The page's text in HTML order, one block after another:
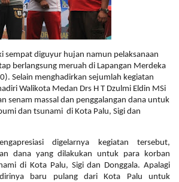
sempat diguyur hujan namun pelaksanaan
berlangsung meruah di Lapangan Merdeka
Selain menghadirkan sejumlah kegiatan
Walikota Medan Drs H T Dzulmi Eldin MSi
senam massal dan penggalangan dana untuk
dan tsunami di Kota Palu, Sigi dan
digelarnya kegiatan tersebut,
dana yang dilakukan untuk para korban
di Kota Palu, Sigi dan Donggala. Apalagi
baru pulang dari Kota Palu untuk